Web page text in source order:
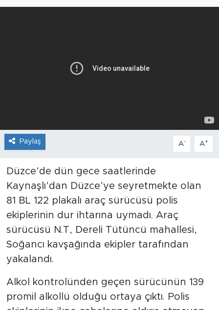
Paylaş A- A+
Düzce’de dün gece saatlerinde
Kaynaşlı’dan Düzce’ye seyretmekte olan
81 BL 122 plakalı araç sürücüsü polis
ekiplerinin dur ihtarına uymadı. Araç
sürücüsü N.T, Dereli Tütüncü mahallesi,
Soğancı kavşağında ekipler tarafından
yakalandı.
Alkol kontrolünden geçen sürücünün 139
promil alkollü olduğu ortaya çıktı. Polis